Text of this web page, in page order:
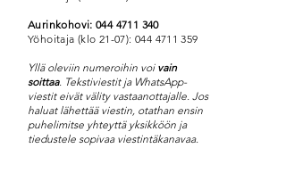
Aurinkohovi:044 4711 340
Yöhoitaja (klo 21-07): 044 4711 359
Yllä oleviin numeroihin voi vain
soittaa. Tekstiviestit ja WhatsApp-
viestit eivät välity vastaanottajalle. Jos
haluat lähettää viestin, otathan ensin
puhelimitse yhteyttä yksikköön ja
tiedustele sopivaa viestintäkanavaa.